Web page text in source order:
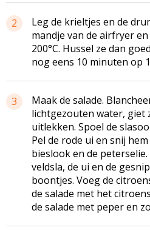
2
Leg de krieltjes en de
mandje van de airfryer
200°C. Hussel ze dan
nog eens 10 minuten op
3
Maak de salade.
lichtgezouten water, giet
uitlekken. Spoel de
Pel de rode ui en snij
bieslook en de
veldsla, de ui en de
boontjes. Voeg de
de salade met het
de salade met peper en